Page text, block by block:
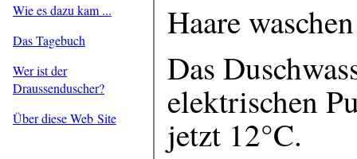
Wie es dazu kam ...
Das Tagebuch
Wer ist der
Draussenduscher?
Über diese Web Site
Haare
Das
elektrischen
jetzt 12°C.